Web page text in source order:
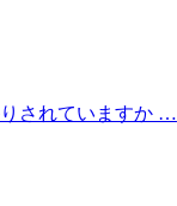
されていますか …